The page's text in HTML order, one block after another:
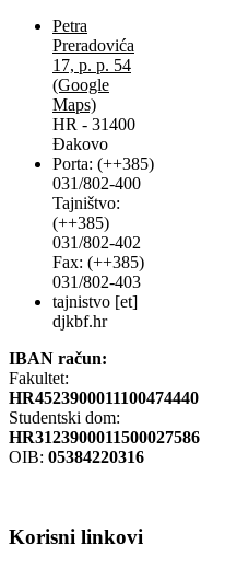
Petra
Preradovića
17, p. p. 54
(Google
Maps)
HR - 31400
Đakovo
Porta: (++385)
031/802-400
Tajništvo:
(++385)
031/802-402
Fax: (++385)
031/802-403
tajnistvo [et]
djkbf.hr
IBAN račun:
Fakultet:
HR4523900011100474440
Studentski dom:
HR3123900011500027586
OIB: 05384220316
Korisni linkovi